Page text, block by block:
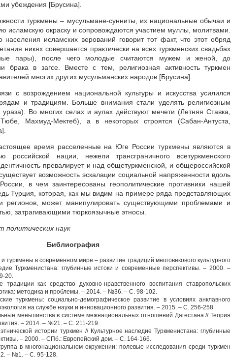
убеждения [Брусина].
туркмены – мусульмане-сунниты, их национальные обычаи и
исламскую окраску и сопровождаются участием муллы, молитвами.
исламских верований говорит тот факт, что этот обряд
никях совершается практически на всех туркменских свадьбах
пары), после чего молодые считаются мужем и женой, до
брака в загсе. Вместе с тем, религиозная активность туркмен
многих других мусульманских народов [Брусина].
с возрождением национальной культуры и искусства усилился
и традициям. Больше внимания стали уделять религиозным
Во многих селах и аулах действуют мечети (Летняя Ставка,
Махмуд-Мектеб), а в некоторых строятся (Сабан-Антуста,
время расселенные на Юге России туркмены являются в
российской нации, нежели трансграничного всетуркменского
превалирует и над общетуркменской, и общероссийской
возможность эскалации социальной напряженности вдоль
в чем заинтересованы геополитические противники нашей
Турция, которая, как мы видим на примере ряда представляющих
регионов, может манипулировать существующими проблемами и
затрагивающими тюркоязычные этносы.
наук
Библиография
туркмены в современном мире – развитие традиций многовекового культурного
Туркменистана: глубинные истоки и современные перспективы. – 2000. –
20.
как средство духовно-нравственного воспитания ставропольских
методика и проблемы. – 2014. – №36. – С. 98-102.
туркмены: социально-демографическое развитие в условиях анклавного
на службе науки и инновационного развития. – 2015. – С. 256-258.
меньшинства в системе межнациональных отношений Дагестана // Теория
– 2014. – №21. – С. 211-219.
истории туркмен // Культурное наследие Туркменистана: глубинные
– 2000. – СПб.: Европейский дом. – С. 164-166.
в многонациональном окружении: полевые исследования среди туркмен
– №1. – С. 95-128.